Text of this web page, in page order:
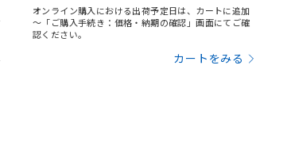
オンライン購入における出荷予定日は、カートに追加
～「ご購入手続き：価格・納期の確認」画面にてご確
認ください。
カートをみる